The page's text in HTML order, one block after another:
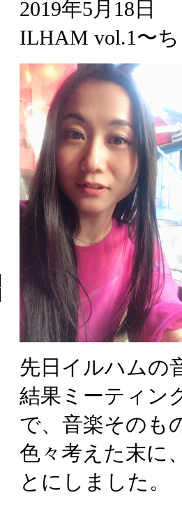
2019年5月18日
ILHAM vol.1〜
先日イルハムの
結果ミーティン
で、音楽そのも
色々考えた末に
とにしました。